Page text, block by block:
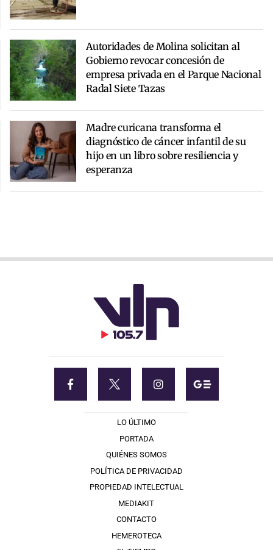
Autoridades de Molina solicitan al
Gobierno revocar concesión de
empresa privada en el Parque Nacional
Radal Siete Tazas
Madre curicana transforma el
diagnóstico de cáncer infantil de su
hijo en un libro sobre resiliencia y
esperanza
LO ÚLTIMO
PORTADA
QUIÉNES SOMOS
POLÍTICA DE PRIVACIDAD
PROPIEDAD INTELECTUAL
MEDIAKIT
CONTACTO
HEMEROTECA